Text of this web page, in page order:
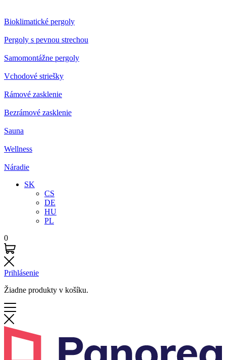
Bioklimatické pergoly
Pergoly s pevnou strechou
Samomontážne pergoly
Vchodové striešky
Rámové zasklenie
Bezrámové zasklenie
Sauna
Wellness
Náradie
SK
CS
DE
HU
PL
0
Prihlásenie
Žiadne produkty v košíku.